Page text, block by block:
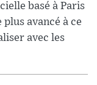
basé à Paris
avancé à ce
avec les